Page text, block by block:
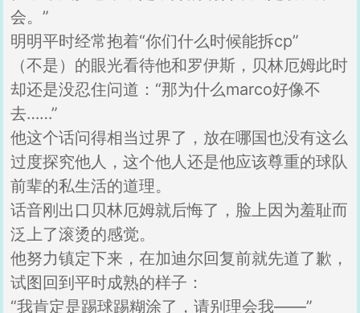
会。”
明明平时经常抱着“你们什么时候能拆cp”
（不是）的眼光看待他和罗伊斯，贝林厄姆此时
却还是没忍住问道：“那为什么marco好像不
去……”
他这个话问得相当过界了，放在哪国也没有这么
过度探究他人，这个他人还是他应该尊重的球队
前辈的私生活的道理。
话音刚出口贝林厄姆就后悔了，脸上因为羞耻而
泛上了滚烫的感觉。
他努力镇定下来，在加迪尔回复前就先道了歉，
试图回到平时成熟的样子：
“我肯定是踢球踢糊涂了，请别理会我——”